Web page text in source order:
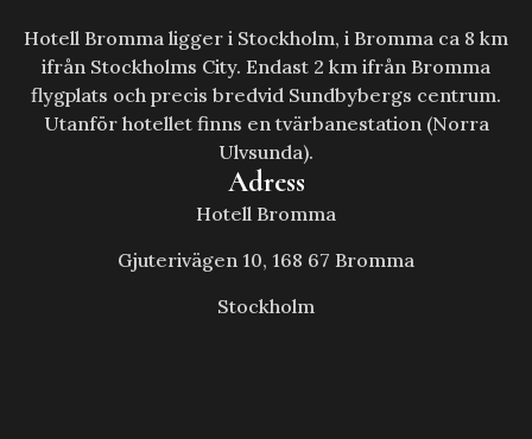
Hotell Bromma ligger i Stockholm, i Bromma ca 8 km
ifrån Stockholms City. Endast 2 km ifrån Bromma
flygplats och precis bredvid Sundbybergs centrum.
Utanför hotellet finns en tvärbanestation (Norra
Ulvsunda).
Adress
Hotell Bromma
Gjuterivägen 10, 168 67 Bromma
Stockholm